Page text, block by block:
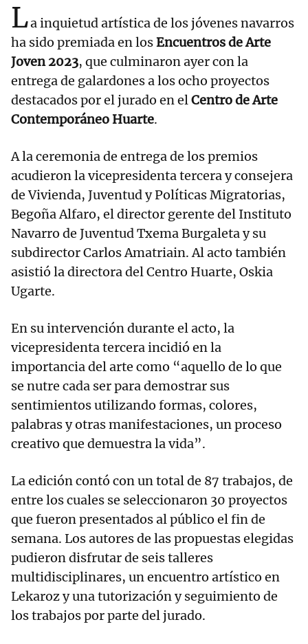
La inquietud artística de los jóvenes navarros
ha sido premiada en losEncuentros de Arte
Joven 2023, que culminaron ayer con la
entrega de galardones a los ocho proyectos
destacados por el jurado en elCentro de Arte
Contemporáneo Huarte.
A la ceremonia de entrega de los premios
acudieron la vicepresidenta tercera y consejera
de Vivienda, Juventud y Políticas Migratorias,
Begoña Alfaro, el director gerente del Instituto
Navarro de Juventud Txema Burgaleta y su
subdirector Carlos Amatriain. Al acto también
asistió la directora del Centro Huarte, Oskia
Ugarte.
En su intervención durante el acto, la
vicepresidenta tercera incidió en la
importancia del arte como “aquello de lo que
se nutre cada ser para demostrar sus
sentimientos utilizando formas, colores,
palabras y otras manifestaciones, un proceso
creativo que demuestra la vida”.
La edición contó con un total de 87 trabajos, de
entre los cuales se seleccionaron 30 proyectos
que fueron presentados al público el fin de
semana. Los autores de las propuestas elegidas
pudieron disfrutar de seis talleres
multidisciplinares, un encuentro artístico en
Lekaroz y una tutorización y seguimiento de
los trabajos por parte del jurado.